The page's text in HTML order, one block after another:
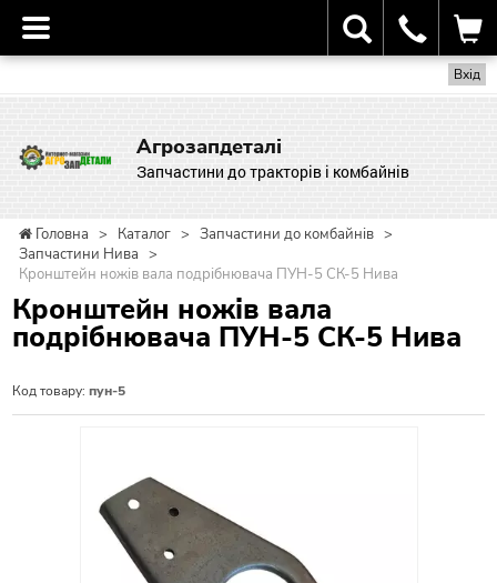
Вхід
Агрозапдеталі
Запчастини до тракторів і комбайнів
Головна > Каталог > Запчастини до комбайнів >
Запчастини Нива >
Кронштейн ножів вала подрібнювача ПУН-5 СК-5 Нива
Кронштейн ножів вала
подрібнювача ПУН-5 СК-5 Нива
Код товару: пун-5